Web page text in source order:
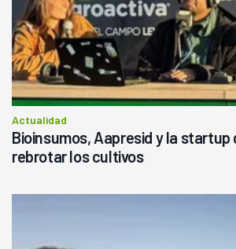
Actualidad
Bioinsumos, Aapresid y la startup
rebrotar los cultivos